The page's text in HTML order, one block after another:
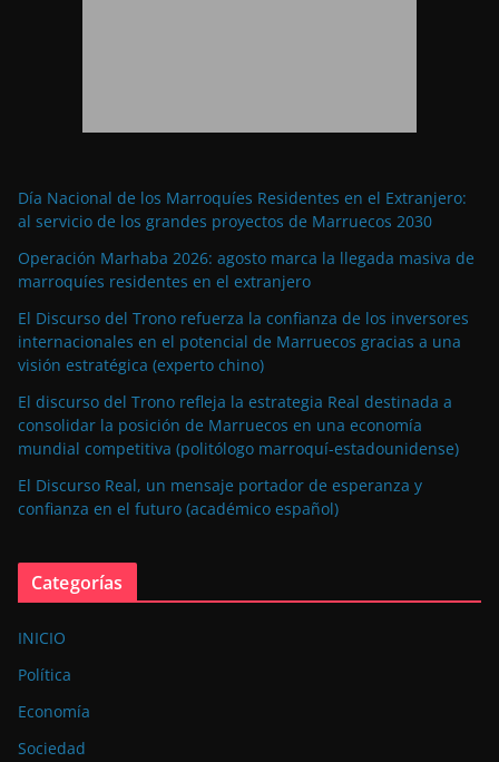
Día Nacional de los Marroquíes Residentes en el Extranjero:
al servicio de los grandes proyectos de Marruecos 2030
Operación Marhaba 2026: agosto marca la llegada masiva de
marroquíes residentes en el extranjero
El Discurso del Trono refuerza la confianza de los inversores
internacionales en el potencial de Marruecos gracias a una
visión estratégica (experto chino)
El discurso del Trono refleja la estrategia Real destinada a
consolidar la posición de Marruecos en una economía
mundial competitiva (politólogo marroquí-estadounidense)
El Discurso Real, un mensaje portador de esperanza y
confianza en el futuro (académico español)
Categorías
INICIO
Política
Economía
Sociedad